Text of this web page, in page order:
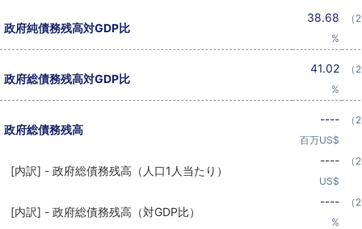
政府純債務残高対GDP比
38.68
%
政府総債務残高対GDP比
41.02
%
政府総債務残高
----
百万US$
[内訳] - 政府総債務残高（人口1人当たり）
----
US$
[内訳] - 政府総債務残高（対GDP比）
----
%